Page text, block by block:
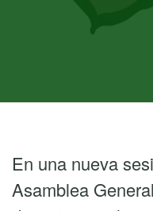
En una nueva
Asamblea